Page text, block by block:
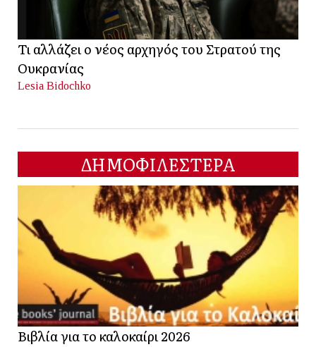
Τι αλλάζει ο νέος αρχηγός του Στρατού της
Ουκρανίας
Lesia Bidochko
ΔΗΜΟΦΙΛΕΣΤΕΡΑ
Βιβλία για το καλοκαίρι 2026